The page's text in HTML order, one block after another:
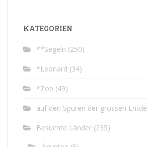
KATEGORIEN
**Segeln (250)
*Leonard (34)
*Zoe (49)
auf den Spuren der grossen
Besuchte Länder (235)